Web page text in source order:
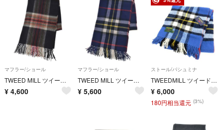
マフラー/ショール
TWEED MILL ツイードミル マフラー 黒 【古着】【中古】【送料無料】
¥ 4,600
マフラー/ショール
TWEED MILL ツイードミル マフラー 紺 【古着】【中古】【送料無料】
¥ 5,600
ストール/パシュミナ
TWEEDMILL ツイードミル 大判ストール チェック柄/ウール/ピン付き ブルー ユニセックス / 240001195904
¥ 6,000
180円相当還元 (3%)